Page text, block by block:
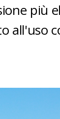
più
all'uso